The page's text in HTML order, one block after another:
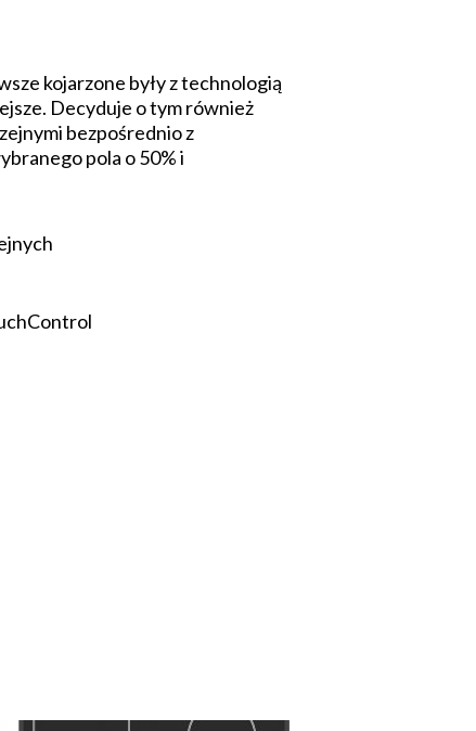
kojarzone były z technologią
Decyduje o tym również
bezpośrednio z
pola o 50% i